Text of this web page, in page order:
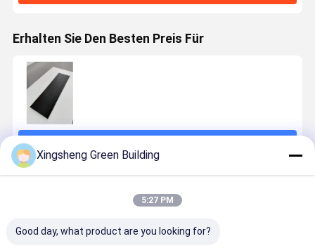
Erhalten Sie Den Besten Preis Für
Empfohlene Produkte
Xingsheng Green Building
5:27 PM
Good day, what product are you looking for?